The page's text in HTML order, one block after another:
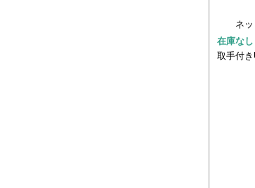
ネッ
在庫なし
取手付